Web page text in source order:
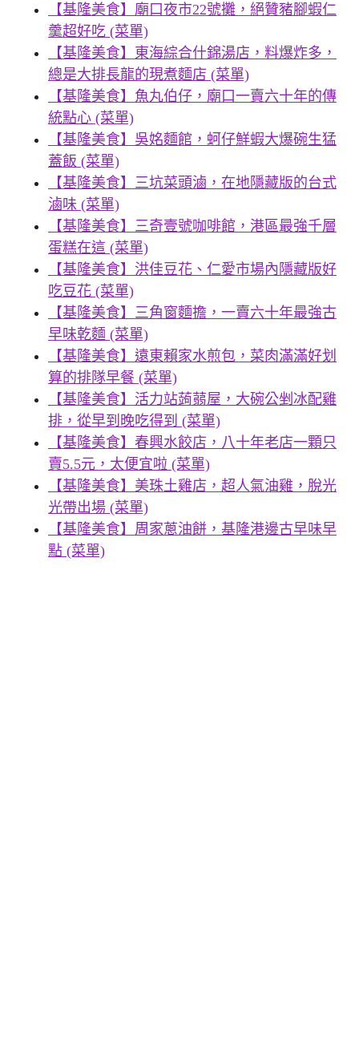
【基隆美食】廟口夜市22號攤，絕贊豬腳蝦仁
羹超好吃 (菜單)
【基隆美食】東海綜合什錦湯店，料爆炸多，
總是大排長龍的現煮麵店 (菜單)
【基隆美食】魚丸伯仔，廟口一賣六十年的傳
統點心 (菜單)
【基隆美食】吳姳麵館，蚵仔鮮蝦大爆碗生猛
蓋飯 (菜單)
【基隆美食】三坑菜頭滷，在地隱藏版的台式
滷味 (菜單)
【基隆美食】三奇壹號咖啡館，港區最強千層
蛋糕在這 (菜單)
【基隆美食】洪佳豆花、仁愛市場內隱藏版好
吃豆花 (菜單)
【基隆美食】三角窗麵擔，一賣六十年最強古
早味乾麵 (菜單)
【基隆美食】遠東賴家水煎包，菜肉滿滿好划
算的排隊早餐 (菜單)
【基隆美食】活力站蒟蒻屋，大碗公剉冰配雞
排，從早到晚吃得到 (菜單)
【基隆美食】春興水餃店，八十年老店一顆只
賣5.5元，太便宜啦 (菜單)
【基隆美食】美珠土雞店，超人氣油雞，脫光
光帶出場 (菜單)
【基隆美食】周家蔥油餅，基隆港邊古早味早
點 (菜單)